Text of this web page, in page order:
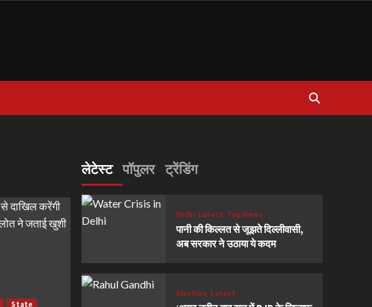
State
लेटेस्ट पॉपुलर ट्रेंडिंग
Delhi Latest Top News
पानी की किल्लत से जूझते दिल्लीवासी,
अब सरकार ने उठाया ये कदम
Election Latest